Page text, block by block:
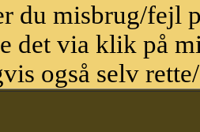
du misbrug/fejl
det via klik på
også selv